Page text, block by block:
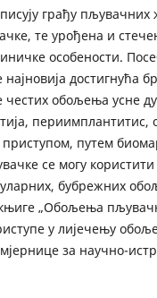
грађу пљувачних
те урођена и
особености.
најновија достигнућа
честих обољења усне
путем
се могу
бубрежних
„Обољења
у лијечењу
за научно-